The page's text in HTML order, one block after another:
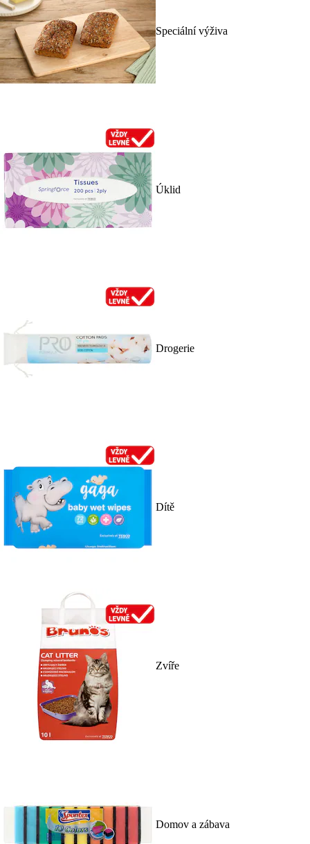
Speciální výživa
Úklid
Drogerie
Dítě
Zvíře
Domov a zábava